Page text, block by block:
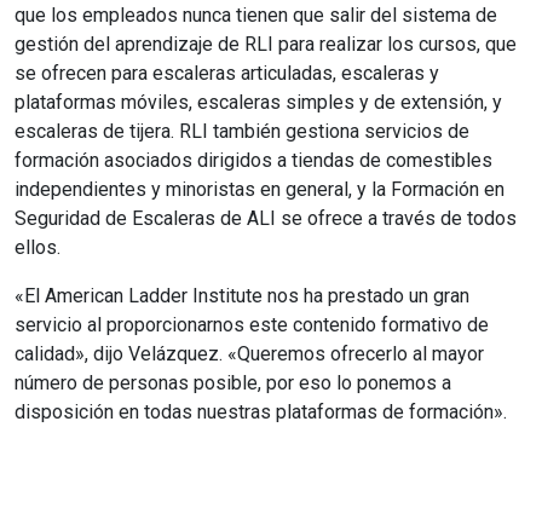
que los empleados nunca tienen que salir del sistema de
gestión del aprendizaje de RLI para realizar los cursos, que
se ofrecen para escaleras articuladas, escaleras y
plataformas móviles, escaleras simples y de extensión, y
escaleras de tijera. RLI también gestiona servicios de
formación asociados dirigidos a tiendas de comestibles
independientes y minoristas en general, y la Formación en
Seguridad de Escaleras de ALI se ofrece a través de todos
ellos.
«El American Ladder Institute nos ha prestado un gran
servicio al proporcionarnos este contenido formativo de
calidad», dijo Velázquez. «Queremos ofrecerlo al mayor
número de personas posible, por eso lo ponemos a
disposición en todas nuestras plataformas de formación».